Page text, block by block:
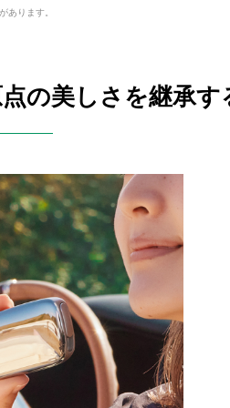
あります。
の美しさを継承す